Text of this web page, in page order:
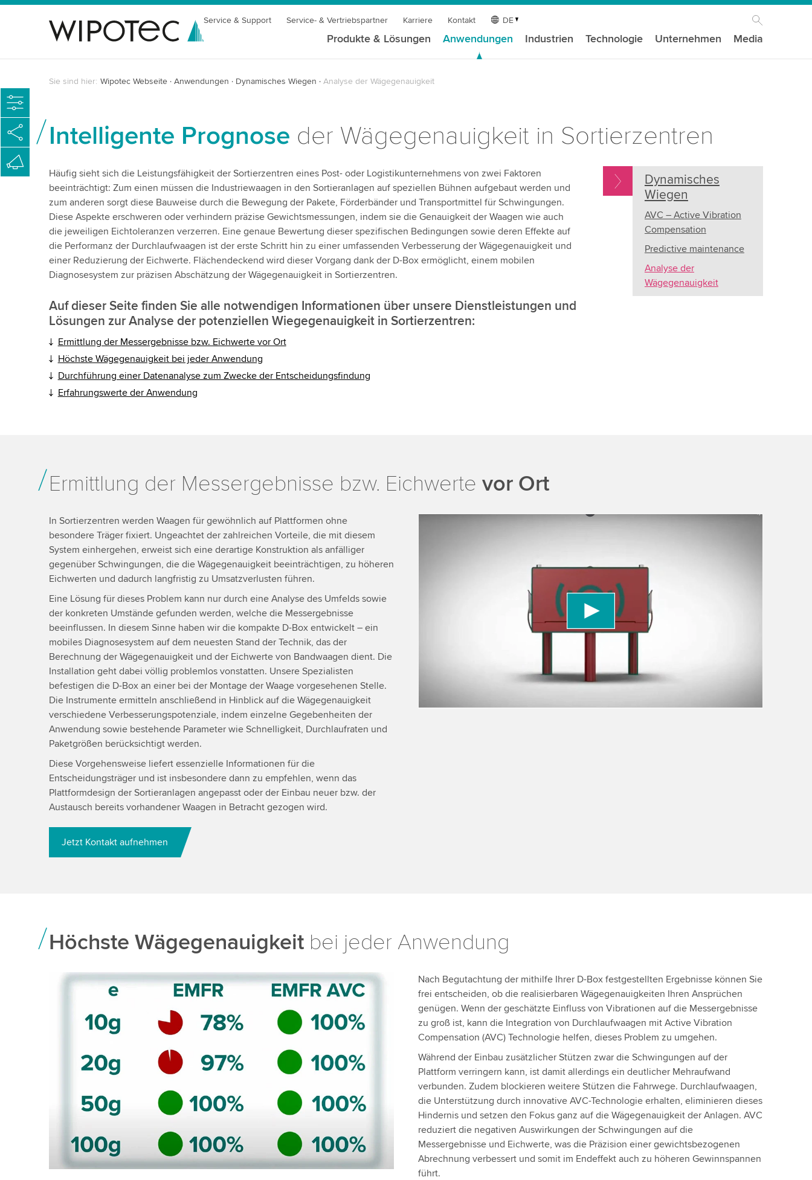
Service & Support Service- & Vertriebspartner Karriere Kontakt DE
Produkte & Lösungen Anwendungen Industrien Technologie Unternehmen Media
Sie sind hier: Wipotec Webseite Anwendungen Dynamisches Wiegen Analyse der Wägegenauigkeit
Intelligente Prognose der Wägegenauigkeit in Sortierzentren
Häufig sieht sich die Leistungsfähigkeit der Sortierzentren eines Post- oder Logistikunternehmens von zwei Faktoren
beeinträchtigt: Zum einen müssen die Industriewaagen in den Sortieranlagen auf speziellen Bühnen aufgebaut werden und
zum anderen sorgt diese Bauweise durch die Bewegung der Pakete, Förderbänder und Transportmittel für Schwingungen.
Diese Aspekte erschweren oder verhindern präzise Gewichtsmessungen, indem sie die Genauigkeit der Waagen wie auch
die jeweiligen Eichtoleranzen verzerren. Eine genaue Bewertung dieser spezifischen Bedingungen sowie deren Effekte auf
die Performanz der Durchlaufwaagen ist der erste Schritt hin zu einer umfassenden Verbesserung der Wägegenauigkeit und
einer Reduzierung der Eichwerte. Flächendeckend wird dieser Vorgang dank der D-Box ermöglicht, einem mobilen
Diagnosesystem zur präzisen Abschätzung der Wägegenauigkeit in Sortierzentren.
Auf dieser Seite finden Sie alle notwendigen Informationen über unsere Dienstleistungen und
Lösungen zur Analyse der potenziellen Wiegegenauigkeit in Sortierzentren:
Ermittlung der Messergebnisse bzw. Eichwerte vor Ort
Höchste Wägegenauigkeit bei jeder Anwendung
Durchführung einer Datenanalyse zum Zwecke der Entscheidungsfindung
Erfahrungswerte der Anwendung
Dynamisches
Wiegen
AVC – Active Vibration
Compensation
Predictive maintenance
Analyse der
Wägegenauigkeit
Ermittlung der Messergebnisse bzw. Eichwerte vor Ort
In Sortierzentren werden Waagen für gewöhnlich auf Plattformen ohne
besondere Träger fixiert. Ungeachtet der zahlreichen Vorteile, die mit diesem
System einhergehen, erweist sich eine derartige Konstruktion als anfälliger
gegenüber Schwingungen, die die Wägegenauigkeit beeinträchtigen, zu höheren
Eichwerten und dadurch langfristig zu Umsatzverlusten führen.
Eine Lösung für dieses Problem kann nur durch eine Analyse des Umfelds sowie
der konkreten Umstände gefunden werden, welche die Messergebnisse
beeinflussen. In diesem Sinne haben wir die kompakte D-Box entwickelt – ein
mobiles Diagnosesystem auf dem neuesten Stand der Technik, das der
Berechnung der Wägegenauigkeit und der Eichwerte von Bandwaagen dient. Die
Installation geht dabei völlig problemlos vonstatten. Unsere Spezialisten
befestigen die D-Box an einer bei der Montage der Waage vorgesehenen Stelle.
Die Instrumente ermitteln anschließend in Hinblick auf die Wägegenauigkeit
verschiedene Verbesserungspotenziale, indem einzelne Gegebenheiten der
Anwendung sowie bestehende Parameter wie Schnelligkeit, Durchlaufraten und
Paketgrößen berücksichtigt werden.
Diese Vorgehensweise liefert essenzielle Informationen für die
Entscheidungsträger und ist insbesondere dann zu empfehlen, wenn das
Plattformdesign der Sortieranlagen angepasst oder der Einbau neuer bzw. der
Austausch bereits vorhandener Waagen in Betracht gezogen wird.
Jetzt Kontakt aufnehmen
More information
Höchste Wägegenauigkeitbei jeder Anwendung
Nach Begutachtung der mithilfe Ihrer D-Box festgestellten Ergebnisse können Sie
frei entscheiden, ob die realisierbaren Wägegenauigkeiten Ihren Ansprüchen
genügen. Wenn der geschätzte Einfluss von Vibrationen auf die Messergebnisse
zu groß ist, kann die Integration von Durchlaufwaagen mit Active Vibration
Compensation (AVC) Technologie helfen, dieses Problem zu umgehen.
Während der Einbau zusätzlicher Stützen zwar die Schwingungen auf der
Plattform verringern kann, ist damit allerdings ein deutlicher Mehraufwand
verbunden. Zudem blockieren weitere Stützen die Fahrwege. Durchlaufwaagen,
die Unterstützung durch innovative AVC-Technologie erhalten, eliminieren dieses
Hindernis und setzen den Fokus ganz auf die Wägegenauigkeit der Anlagen. AVC
reduziert die negativen Auswirkungen der Schwingungen auf die
Messergebnisse und Eichwerte, was die Präzision einer gewichtsbezogenen
Abrechnung verbessert und somit im Endeffekt auch zu höheren Gewinnspannen
führt.